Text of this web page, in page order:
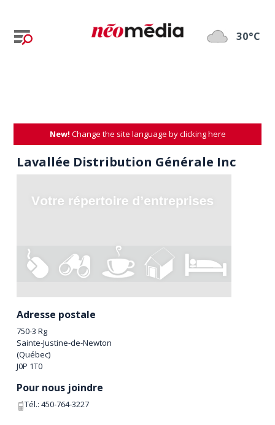
30°C
New! Change the site language by clicking here
Lavallée Distribution Générale Inc
Adresse postale
750-3 Rg
Sainte-Justine-de-Newton
(Québec)
J0P 1T0
Pour nous joindre
Tél.:450-764-3227